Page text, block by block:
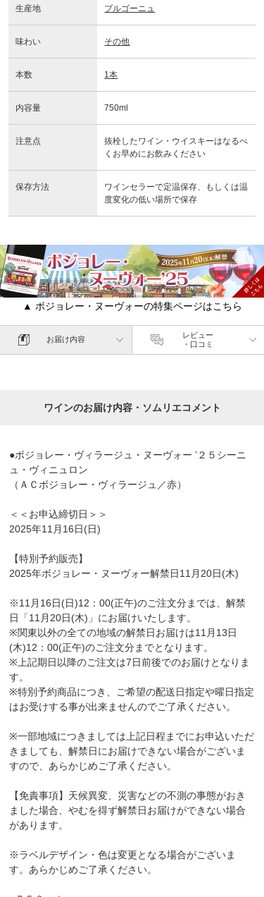
生産地 ブルゴーニュ
味わい その他
本数 1本
内容量 750ml
注意点
抜栓したワイン・ウイスキーはなるべ
くお早めにお飲みください
保存方法
ワインセラーで定温保存、もしくは温
度変化の低い場所で保存
▲ ボジョレー・ヌーヴォーの特集ページはこちら
お届け内容
レビュー
・口コミ
ワインのお届け内容・ソムリエコメント
●ボジョレー・ヴィラージュ・ヌーヴォー ’２５シーニ
ュ・ヴィニュロン
（ＡＣボジョレー・ヴィラージュ／赤）
＜＜お申込締切日＞＞
2025年11月16日(日)
【特別予約販売】
2025年ボジョレー・ヌーヴォー解禁日11月20日(木)
※11月16日(日)12：00(正午)のご注文分までは、解禁
日「11月20日(木)」にお届けいたします。
※関東以外の全ての地域の解禁日お届けは11月13日
(木)12：00(正午)のご注文分までとなります。
※上記期日以降のご注文は7日前後でのお届けとなりま
す。
※特別予約商品につき、ご希望の配送日指定や曜日指定
はお受けする事が出来ませんのでご了承ください。
※一部地域につきましては上記日程までにお申込いただ
きましても、解禁日にお届けできない場合がございま
すので、あらかじめご了承ください。
【免責事項】天候異変、災害などの不測の事態がおき
ました場合、やむを得ず解禁日お届けができない場合
があります。
※ラベルデザイン・色は変更となる場合がございま
す。あらかじめご了承ください。